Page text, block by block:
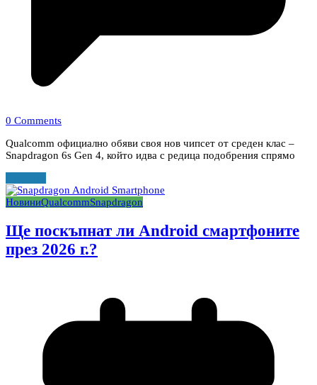
0 Comments
Qualcomm официално обяви своя нов чипсет от среден клас –
Snapdragon 6s Gen 4, който идва с редица подобрения спрямо
НовиниQualcommSnapdragon
Ще поскъпнат ли Android смартфоните
през 2026 г.?